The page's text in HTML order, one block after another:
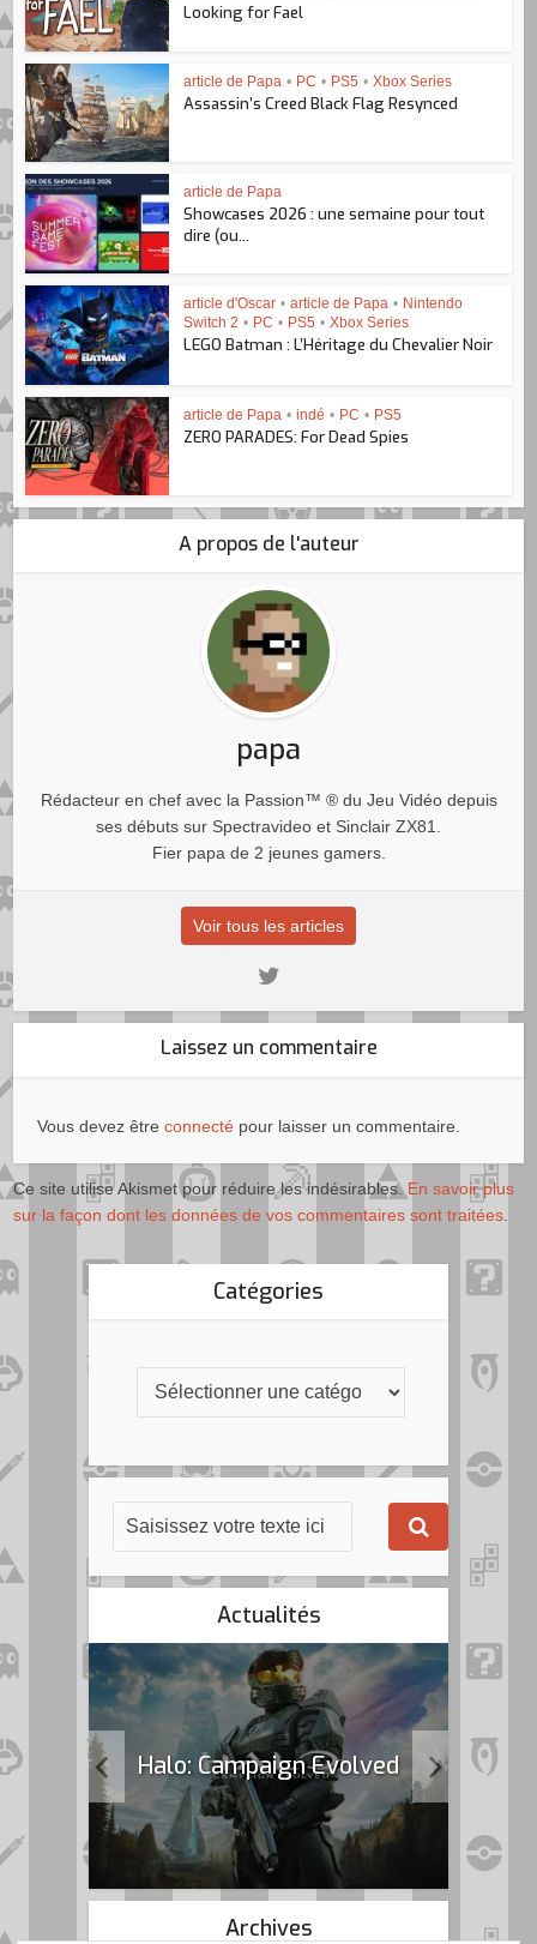
Looking for Fael
article de Papa • PC • PS5 • Xbox Series
Assassin’s Creed Black Flag Resynced
article de Papa
Showcases 2026 : une semaine pour tout
dire (ou...
article d'Oscar • article de Papa • Nintendo
Switch 2 • PC • PS5 • Xbox Series
LEGO Batman : L’Héritage du Chevalier Noir
article de Papa • indé • PC • PS5
ZERO PARADES: For Dead Spies
A propos de l'auteur
papa
Rédacteur en chef avec la Passion™ ® du Jeu Vidéo depuis
ses débuts sur Spectravideo et Sinclair ZX81.
Fier papa de 2 jeunes gamers.
Voir tous les articles
Laissez un commentaire
Vous devez êtreconnecté pour laisser un commentaire.
Ce site utilise Akismet pour réduire les indésirables.En savoir plus
sur la façon dont les données de vos commentaires sont traitées.
Catégories
Actualités
Halo: Campaign Evolved
Archives